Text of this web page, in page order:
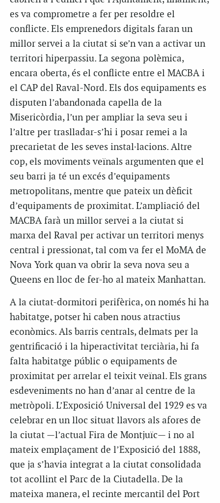
es va comprometre a fer per resoldre el
conflicte. Els emprenedors digitals faran un
millor servei a la ciutat si se’n van a activar un
territori hiperpassiu. La segona polèmica,
encara oberta, és el conflicte entre el MACBA i
el CAP del Raval-Nord. Els dos equipaments es
disputen l’abandonada capella de la
Misericòrdia, l’un per ampliar la seva seu i
l’altre per traslladar-s’hi i posar remei a la
precarietat de les seves instal·lacions. Altre
cop, els moviments veïnals argumenten que el
seu barri ja té un excés d’equipaments
metropolitans, mentre que pateix un dèficit
d’equipaments de proximitat. L’ampliació del
MACBA farà un millor servei a la ciutat si
marxa del Raval per activar un territori menys
central i pressionat, tal com va fer el MoMA de
Nova York quan va obrir la seva nova seu a
Queens en lloc de fer-ho al mateix Manhattan.
A la ciutat-dormitori perifèrica, on només hi ha
habitatge, potser hi caben nous atractius
econòmics. Als barris centrals, delmats per la
gentrificació i la hiperactivitat terciària, hi fa
falta habitatge públic o equipaments de
proximitat per arrelar el teixit veïnal. Els grans
esdeveniments no han d’anar al centre de la
metròpoli. L’Exposició Universal del 1929 es va
celebrar en un lloc situat llavors als afores de
la ciutat —l’actual Fira de Montjuïc— i no al
mateix emplaçament de l’Exposició del 1888,
que ja s’havia integrat a la ciutat consolidada
tot acollint el Parc de la Ciutadella. De la
mateixa manera, el recinte mercantil del Port